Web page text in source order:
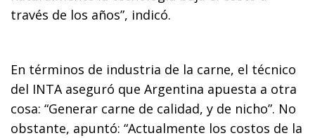
través de los años”, indicó.
En términos de industria de la carne, el técnico
del INTA aseguró que Argentina apuesta a otra
cosa: “Generar carne de calidad, y de nicho”. No
obstante, apuntó: “Actualmente los costos de la